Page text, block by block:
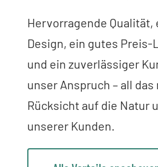
Hervorragende Qualität,
Design, ein gutes
und ein zuverlässiger
unser Anspruch – all
Rücksicht auf die Natur
unserer Kunden.